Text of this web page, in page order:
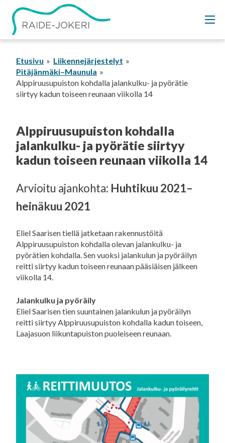
Siirry
sisältöön
Etusivu
Liikennejärjestelyt
Pitäjänmäki–Maunula
Alppiruusupuiston kohdalla jalankulku- ja pyörätie
siirtyy kadun toiseen reunaan viikolla 14
Alppiruusupuiston kohdalla
jalankulku- ja pyörätie siirtyy
kadun toiseen reunaan viikolla 14
Arvioitu ajankohta: Huhtikuu 2021–
heinäkuu 2021
Eliel Saarisen tiellä jatketaan rakennustöitä
Alppiruusupuiston kohdalla olevan jalankulku- ja
pyörätien kohdalla. Sen vuoksi jalankulun ja pyöräilyn
reitti siirtyy kadun toiseen reunaan pääsiäisen jälkeen
viikolla 14.
Jalankulku ja pyöräily
Eliel Saarisen tien suuntainen jalankulun ja pyöräilyn
reitti siirtyy Alppiruusupuiston kohdalla kadun toiseen,
Laajasuon liikuntapuiston puoleiseen reunaan.